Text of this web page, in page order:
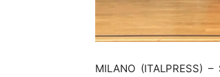
MILANO (ITALPRESS)